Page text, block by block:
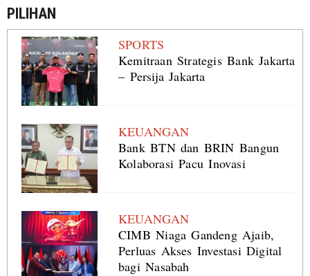
PILIHAN
SPORTS
Kemitraan Strategis Bank Jakarta
– Persija Jakarta
KEUANGAN
Bank BTN dan BRIN Bangun
Kolaborasi Pacu Inovasi
KEUANGAN
CIMB Niaga Gandeng Ajaib,
Perluas Akses Investasi Digital
bagi Nasabah